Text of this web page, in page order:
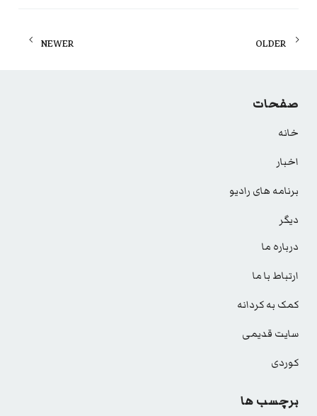
Posts
OLDER
NEWER
صفحات
خانه
اخبار
برنامه های رادیو
دیگر
درباره ما
ارتباط با ما
کمک به کردانه
سایت قدیمی
کوردی
برچسب ها